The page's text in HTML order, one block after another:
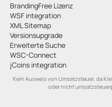
BrandingFree Lizenz
WSF integration
XML Sitemap
Versionsupgrade
Erweiterte Suche
WSC-Connect
jCoins integration
Kein Ausweis von Umsatzsteuer, da
oder nicht